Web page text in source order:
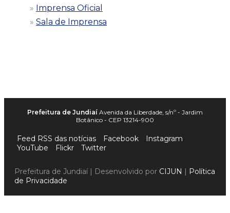
Imprensa Oficial
Sala de Imprensa
Prefeitura de Jundiaí Avenida da Liberdade, s/nº - Jardim
Botânico - CEP 13214-900
Feed RSS das notícias Facebook
Instagram
YouTube
Flickr Twitter
Prefeitura de Jundiaí | Desenvolvido por CIJUN | Política
de Privacidade